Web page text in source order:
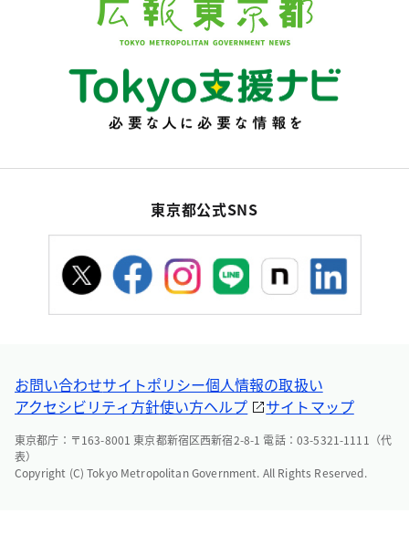
東京都公式SNS
お問い合わせサイトポリシー個人情報の取扱い
アクセシビリティ方針使い方ヘルプ サイトマップ
東京都庁：〒163-8001 東京都新宿区西新宿2-8-1 電話：03-5321-1111（代
表）
Copyright (C) Tokyo Metropolitan Government. All Rights Reserved.